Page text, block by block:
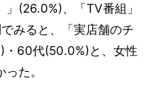
(26.0%)、「TV番組」
みると、「実店舗のチ
・60代(50.0%)と、女性
た。